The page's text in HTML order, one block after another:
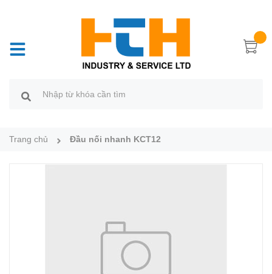
Trang chủ Đầu nối nhanh KCT12